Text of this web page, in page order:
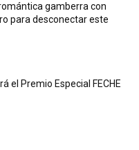
gamberra con
para desconectar este
el Premio Especial FECHE